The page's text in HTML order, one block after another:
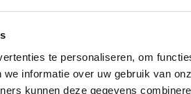
te personaliseren, om
informatie over uw gebruik van
kunnen deze gegevens